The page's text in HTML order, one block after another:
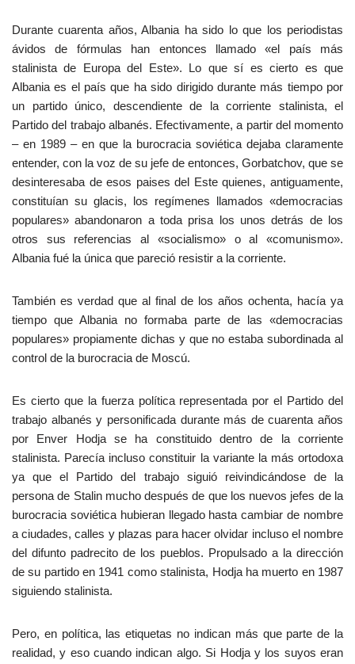
Durante cuarenta años, Albania ha sido lo que los periodistas
ávidos de fórmulas han entonces llamado «el país más
stalinista de Europa del Este». Lo que sí es cierto es que
Albania es el país que ha sido dirigido durante más tiempo por
un partido único, descendiente de la corriente stalinista, el
Partido del trabajo albanés. Efectivamente, a partir del momento
– en 1989 – en que la burocracia soviética dejaba claramente
entender, con la voz de su jefe de entonces, Gorbatchov, que se
desinteresaba de esos paises del Este quienes, antiguamente,
constituían su glacis, los regímenes llamados «democracias
populares» abandonaron a toda prisa los unos detrás de los
otros sus referencias al «socialismo» o al «comunismo».
Albania fué la única que pareció resistir a la corriente.
También es verdad que al final de los años ochenta, hacía ya
tiempo que Albania no formaba parte de las «democracias
populares» propiamente dichas y que no estaba subordinada al
control de la burocracia de Moscú.
Es cierto que la fuerza política representada por el Partido del
trabajo albanés y personificada durante más de cuarenta años
por Enver Hodja se ha constituido dentro de la corriente
stalinista. Parecía incluso constituir la variante la más ortodoxa
ya que el Partido del trabajo siguió reivindicándose de la
persona de Stalin mucho después de que los nuevos jefes de la
burocracia soviética hubieran llegado hasta cambiar de nombre
a ciudades, calles y plazas para hacer olvidar incluso el nombre
del difunto padrecito de los pueblos. Propulsado a la dirección
de su partido en 1941 como stalinista, Hodja ha muerto en 1987
siguiendo stalinista.
Pero, en política, las etiquetas no indican más que parte de la
realidad, y eso cuando indican algo. Si Hodja y los suyos eran